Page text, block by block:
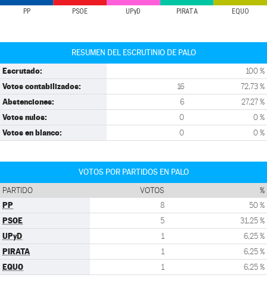
PP PSOE UPyD PIRATA EQUO
RESUMEN DEL ESCRUTINIO DE PALO
Escrutado: 100 %
Votos contabilizados: 16 72,73 %
Abstenciones: 6 27,27 %
Votos nulos: 0 0 %
Votos en blanco: 0 0 %
VOTOS POR PARTIDOS EN PALO
PARTIDO VOTOS %
PP 8 50 %
PSOE 5 31,25 %
UPyD 1 6,25 %
PIRATA 1 6,25 %
EQUO 1 6,25 %